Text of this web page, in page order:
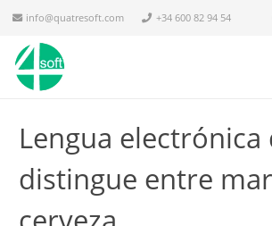
info@quatresoft.com +34 600 82 94 54
Lengua electrónica
distingue entre